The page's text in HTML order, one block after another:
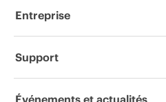
Entreprise
À propos de HPE
Support
Services d’assistance
Événements et actualités